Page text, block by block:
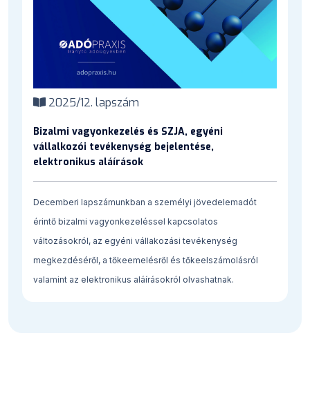
2025/12. lapszám
Bizalmi vagyonkezelés és SZJA, egyéni
vállalkozói tevékenység bejelentése,
elektronikus aláírások
Decemberi lapszámunkban a személyi jövedelemadót
érintő bizalmi vagyonkezeléssel kapcsolatos
változásokról, az egyéni vállakozási tevékenység
megkezdéséről, a tőkeemelésről és tőkeelszámolásról
valamint az elektronikus aláírásokról olvashatnak.